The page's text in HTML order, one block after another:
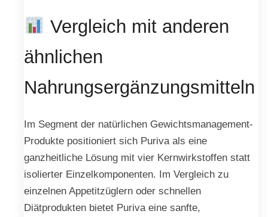
Vergleich mit anderen
ähnlichen
Nahrungsergänzungsmitteln
Im Segment der natürlichen Gewichtsmanagement-
Produkte positioniert sich Puriva als eine
ganzheitliche Lösung mit vier Kernwirkstoffen statt
isolierter Einzelkomponenten. Im Vergleich zu
einzelnen Appetitzüglern oder schnellen
Diätprodukten bietet Puriva eine sanfte,